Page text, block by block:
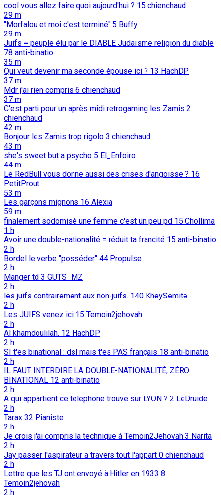
cool vous allez faire quoi aujourd'hui ? 15 chienchaud
29 m
"Morfalou et moi c'est terminé" 5 Buffy
29 m
Juifs = peuple élu par le DIABLE Judaïsme religion du diable
78 anti-binatio
35 m
Qui veut devenir ma seconde épouse ici ? 13 HachDP
37 m
Mdr j'ai rien compris 6 chienchaud
37 m
C'est parti pour un après midi retrogaming les Zamis 2
chienchaud
42 m
Bonjour les Zamis trop rigolo 3 chienchaud
43 m
she's sweet but a psycho 5 El_Enfoiro
44 m
Le RedBull vous donne aussi des crises d'angoisse ? 16
PetitProut
53 m
Les garçons mignons 16 Alexia
59 m
finalement sodomisé une femme c'est un peu pd 15 Chollima
1 h
Avoir une double-nationalité = réduit ta francité 15 anti-binatio
2 h
Bordel le verbe "posséder" 44 Propulse
2 h
Manger td 3 GUTS_MZ
2 h
les juifs contrairement aux non-juifs. 140 KheySemite
2 h
Les JUIFS venez ici 15 Temoin2jehovah
2 h
Al khamdoulilah. 12 HachDP
2 h
SI t'es binational : dsl mais t'es PAS français 18 anti-binatio
2 h
IL FAUT INTERDIRE LA DOUBLE-NATIONALITÉ, ZÉRO
BINATIONAL 12 anti-binatio
2 h
A qui appartient ce téléphone trouvé sur LYON ? 2 LeDruide
2 h
Tarax 32 Pianiste
2 h
Je crois j'ai compris la technique à Temoin2Jehovah 3 Narita
2 h
Jay passer l'aspirateur a travers tout l'appart 0 chienchaud
2 h
Lettre que les TJ ont envoyé à Hitler en 1933 8
Temoin2jehovah
2 h